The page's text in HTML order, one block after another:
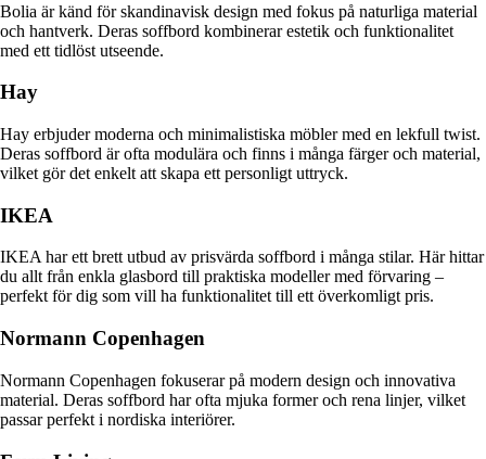
Bolia är känd för skandinavisk design med fokus på naturliga material
och hantverk. Deras soffbord kombinerar estetik och funktionalitet
med ett tidlöst utseende.
Hay
Hay erbjuder moderna och minimalistiska möbler med en lekfull twist.
Deras soffbord är ofta modulära och finns i många färger och material,
vilket gör det enkelt att skapa ett personligt uttryck.
IKEA
IKEA har ett brett utbud av prisvärda soffbord i många stilar. Här hittar
du allt från enkla glasbord till praktiska modeller med förvaring –
perfekt för dig som vill ha funktionalitet till ett överkomligt pris.
Normann Copenhagen
Normann Copenhagen fokuserar på modern design och innovativa
material. Deras soffbord har ofta mjuka former och rena linjer, vilket
passar perfekt i nordiska interiörer.